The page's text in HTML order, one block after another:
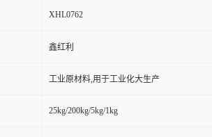
XHL0762
鑫红利
工业原材料,用于工业化大生产
25kg/200kg/5kg/1kg